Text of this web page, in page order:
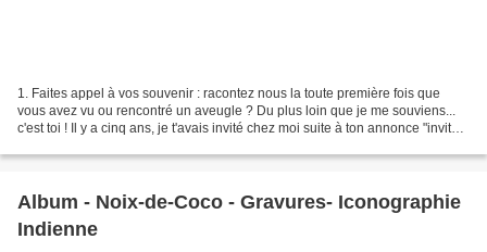
1. Faites appel à vos souvenir : racontez nous la toute première fois que
vous avez vu ou rencontré un aveugle ? Du plus loin que je me souviens...
c'est toi ! Il y a cinq ans, je t'avais invité chez moi suite à ton annonce "invitez-
Album - Noix-de-Coco - Gravures- Iconographie
Indienne